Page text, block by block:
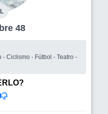
48
- Ciclismo - Fútbol - Teatro -